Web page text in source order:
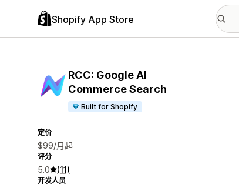
Shopify App Store
RCC: Google AI
Commerce Search
Built for Shopify
定价
$99/月起
评分
5.0 (11)
开发人员